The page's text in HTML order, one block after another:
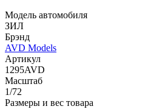
Модель автомобиля
ЗИЛ
Брэнд
AVD Models
Артикул
1295AVD
Масштаб
1/72
Размеры и вес товара